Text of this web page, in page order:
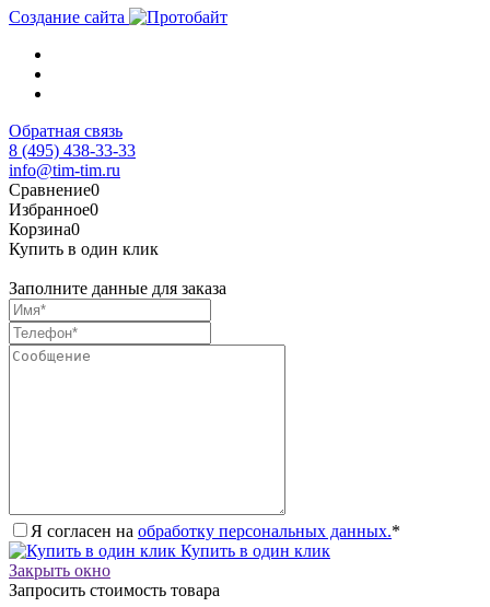
Создание сайта
Обратная связь
8 (495) 438-33-33
info@tim-tim.ru
Сравнение0
Избранное0
Корзина0
Купить в один клик
Заполните данные для заказа
Я согласен на обработку персональных данных.*
Купить в один клик
Закрыть окно
Запросить стоимость товара